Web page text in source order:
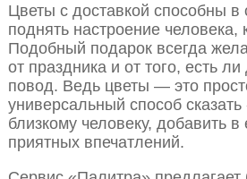
Цветы с доставкой способны в
поднять настроение человека,
Подобный подарок всегда
от праздника и от того, есть
повод. Ведь цветы — это
универсальный способ
близкому человеку, добавить в
приятных впечатлений.